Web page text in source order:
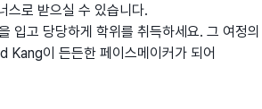
스로 받으실 수 있습니다.
입고 당당하게 학위를 취득하세요. 그 여정의
Kang이 든든한 페이스메이커가 되어